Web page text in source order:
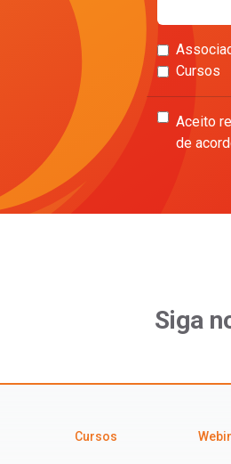
Cursos
Aceito
de
Siga
Cursos